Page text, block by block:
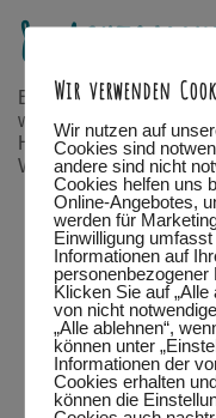
8.
Erwachen bedeutet für
wahrnehmen vom
Handlungen. Das
Wahl:
Was
Wie kann ich für
Wir verwenden
Wir nutzen auf
Cookies sind
andere sind nicht
Cookies helfen uns
Online-Angebotes,
werden für
Einwilligung
Informationen auf
personenbezogener
Klicken Sie auf
von nicht
„Alle ablehnen“,
können unter
Informationen der
Cookies erhalten
können die